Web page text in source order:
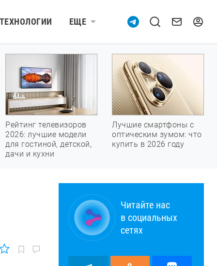
ТЕХНОЛОГИИ ЕЩЕ
Рейтинг телевизоров
2026: лучшие модели
для гостиной, детской,
дачи и кухни
Лучшие смартфоны с
оптическим зумом: что
купить в 2026 году
Читайте нас
в социальных
сетях